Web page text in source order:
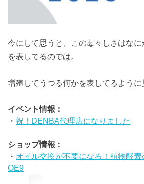
今にして思うと、この毒々しさはな
を表してるのでは。
増殖してうつる何かを表してるように
イベント情報：
・祝！DENBA代理店になりました
ショップ情報：
・ オイル交換が不要になる！植物酵素
OE9